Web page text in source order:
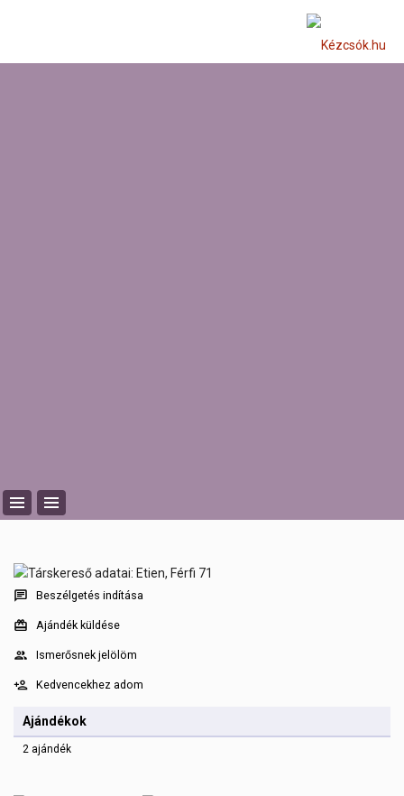
Beszélgetés indítása
Ajándék küldése
Ismerősnek jelölöm
Kedvencekhez adom
Ajándékok
2 ajándék